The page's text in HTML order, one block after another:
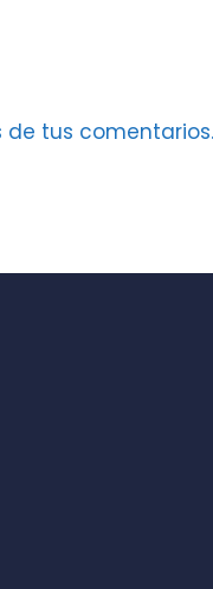
de tus comentarios.